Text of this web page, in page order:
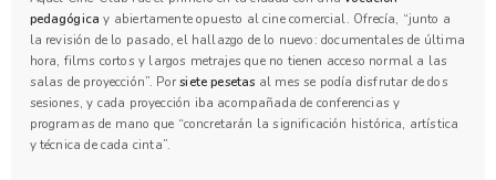
pedagógica y abiertamente opuesto al cine comercial. Ofrecía, “junto a
la revisión de lo pasado, el hallazgo de lo nuevo: documentales de última
hora, films cortos y largos metrajes que no tienen acceso normal a las
salas de proyección”. Porsiete pesetas al mes se podía disfrutar de dos
sesiones, y cada proyección iba acompañada de conferencias y
programas de mano que “concretarán la significación histórica, artística
y técnica de cada cinta”.